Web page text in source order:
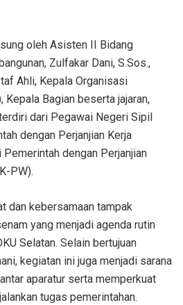
oleh Asisten II Bidang
Zulfakar Dani, S.Sos.,
Ahli, Kepala Organisasi
Kepala Bagian beserta jajaran,
dari Pegawai Negeri Sipil
dengan Perjanjian Kerja
dengan Perjanjian
PW).
dan kebersamaan tampak
yang menjadi agenda rutin
Selatan. Selain bertujuan
kegiatan ini juga menjadi sarana
aparatur serta memperkuat
tugas pemerintahan.